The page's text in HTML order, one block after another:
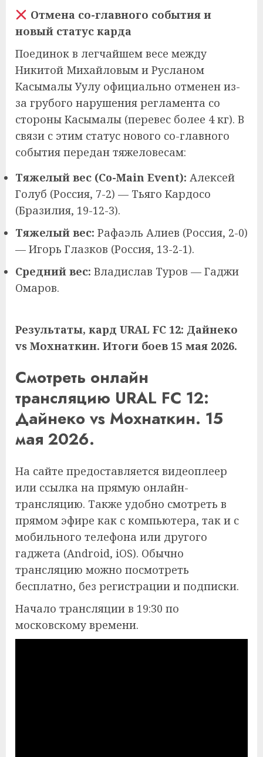
Отмена со-главного события и
новый статус карда
Поединок в легчайшем весе между
Никитой Михайловым и Русланом
Касымалы Уулу официально отменен из-
за грубого нарушения регламента со
стороны Касымалы (перевес более 4 кг). В
связи с этим статус нового со-главного
события передан тяжеловесам:
Тяжелый вес (Co-Main Event): Алексей
Голуб (Россия, 7-2) — Тьяго Кардосо
(Бразилия, 19-12-3).
Тяжелый вес: Рафаэль Алиев (Россия, 2-0)
— Игорь Глазков (Россия, 13-2-1).
Средний вес: Владислав Туров — Гаджи
Омаров.
Результаты, кард URAL FC 12: Дайнеко
vs Мохнаткин. Итоги боев 15 мая 2026.
Смотреть онлайн
трансляцию URAL FC 12:
Дайнеко vs Мохнаткин. 15
мая 2026.
На сайте предоставляется видеоплеер
или ссылка на прямую онлайн-
трансляцию. Также удобно смотреть в
прямом эфире как с компьютера, так и с
мобильного телефона или другого
гаджета (Android, iOS). Обычно
трансляцию можно посмотреть
бесплатно, без регистрации и подписки.
Начало трансляции в 19:30 по
московскому времени.